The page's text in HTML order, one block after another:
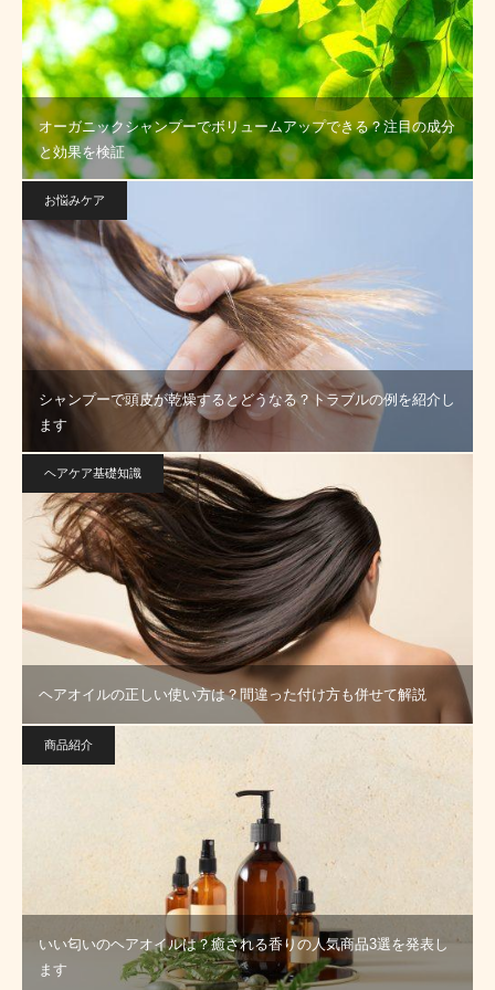
オーガニックシャンプーでボリュームアップできる？注目の成分
と効果を検証
お悩みケア
シャンプーで頭皮が乾燥するとどうなる？トラブルの例を紹介し
ます
ヘアケア基礎知識
ヘアオイルの正しい使い方は？間違った付け方も併せて解説
商品紹介
いい匂いのヘアオイルは？癒される香りの人気商品3選を発表し
ます